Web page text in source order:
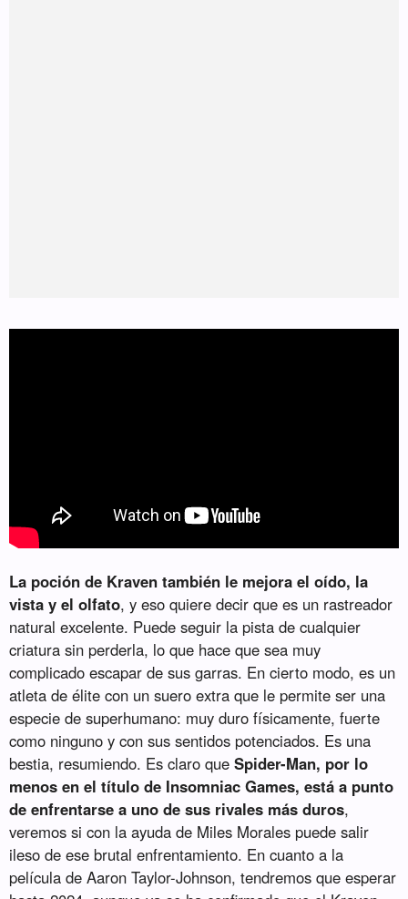
La poción de Kraven también le mejora el oído, la
vista y el olfato, y eso quiere decir que es un rastreador
natural excelente. Puede seguir la pista de cualquier
criatura sin perderla, lo que hace que sea muy
complicado escapar de sus garras. En cierto modo, es un
atleta de élite con un suero extra que le permite ser una
especie de superhumano: muy duro físicamente, fuerte
como ninguno y con sus sentidos potenciados. Es una
bestia, resumiendo. Es claro queSpider-Man, por lo
menos en el título de Insomniac Games, está a punto
de enfrentarse a uno de sus rivales más duros,
veremos si con la ayuda de Miles Morales puede salir
ileso de ese brutal enfrentamiento. En cuanto a la
película de Aaron Taylor-Johnson, tendremos que esperar